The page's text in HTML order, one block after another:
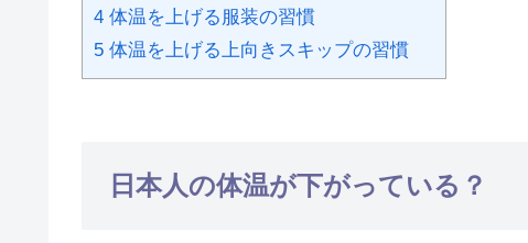
4 体温を上げる服装の習慣
5 体温を上げる上向きスキップの習慣
日本人の体温が下がっている？